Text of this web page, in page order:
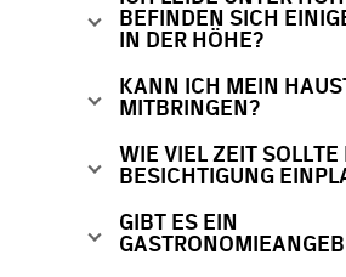
BEFINDEN SICH
IN DER HÖHE?
KANN ICH MEIN
MITBRINGEN?
WIE VIEL ZEIT SOLLTE
BESICHTIGUNG
GIBT ES EIN